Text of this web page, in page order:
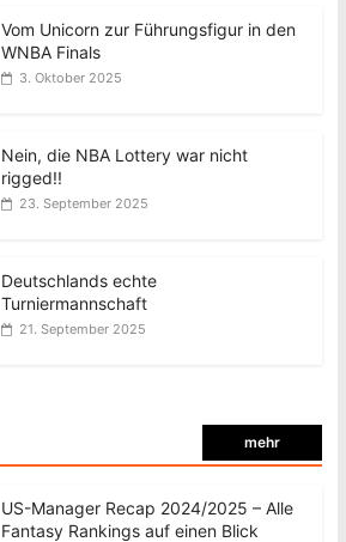
Vom Unicorn zur Führungsfigur in den
WNBA Finals
3. Oktober 2025
Nein, die NBA Lottery war nicht
rigged!!
23. September 2025
Deutschlands echte
Turniermannschaft
21. September 2025
mehr
US-Manager Recap 2024/2025 – Alle
Fantasy Rankings auf einen Blick